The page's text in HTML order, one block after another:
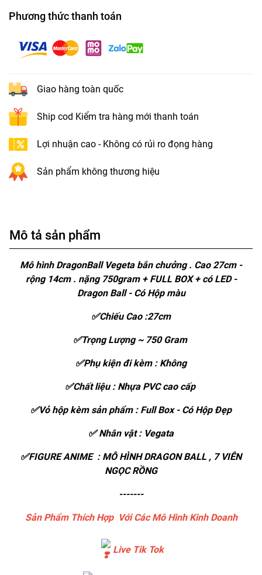
Phương thức thanh toán
Giao hàng toàn quốc
Ship cod Kiểm tra hàng mới thanh toán
Lợi nhuận cao - Không có rủi ro đọng hàng
Sản phẩm không thương hiệu
Mô tả sản phẩm
Mô hình DragonBall Vegeta bắn chưởng . Cao 27cm -
rộng 14cm . nặng 750gram + FULL BOX + có LED -
Dragon Ball - Có Hộp màu
✅Chiếu Cao :27cm
✅Trọng Lượng ~ 750 Gram
✅Phụ kiện đi kèm : Không
✅Chất liệu : Nhựa PVC cao cấp
✅Vỏ hộp kèm sản phẩm : Full Box - Có Hộp Đẹp
✅ Nhân vật : Vegata
✅FIGURE ANIME : MÔ HÌNH DRAGON BALL , 7 VIÊN
NGỌC RỒNG
-------
Sản Phẩm Thích Hợp Với Các Mô Hình Kinh Doanh
Live Tik Tok